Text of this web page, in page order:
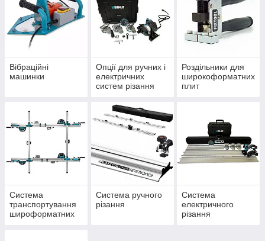
Вібраційні
машинки
Опції для ручних і
електричних
систем різання
Роздільники для
широкоформатних
плит
Система
транспортування
широформатних
Система ручного
різання
Система
електричного
різання